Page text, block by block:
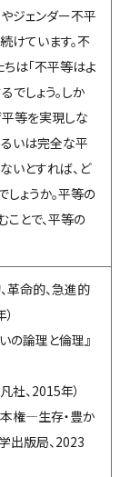
ジェンダー不平
けています。不
は「不平等はよ
でしょう。しか
平等を実現しな
るいは完全な平
いとすれば、ど
ょうか。平等の
とで、平等の
革命的、急進的
の論理と倫理』
社、2015年）
本権—生存・豊か
出版局、2023